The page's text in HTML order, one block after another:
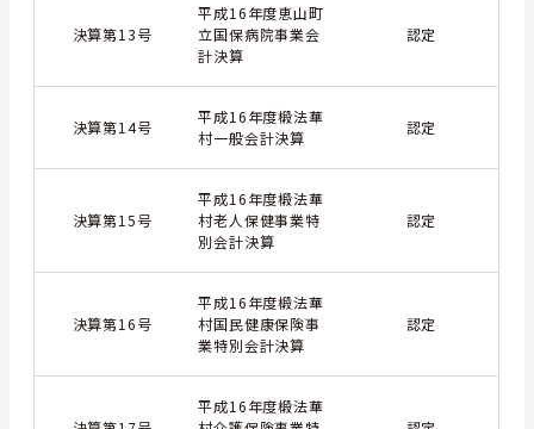
決算第13号
平成16年度恵山町
立国保病院事業会
計決算
認定
決算第14号
平成16年度椴法華
村一般会計決算
認定
決算第15号
平成16年度椴法華
村老人保健事業特
別会計決算
認定
決算第16号
平成16年度椴法華
村国民健康保険事
業特別会計決算
認定
平成16年度椴法華